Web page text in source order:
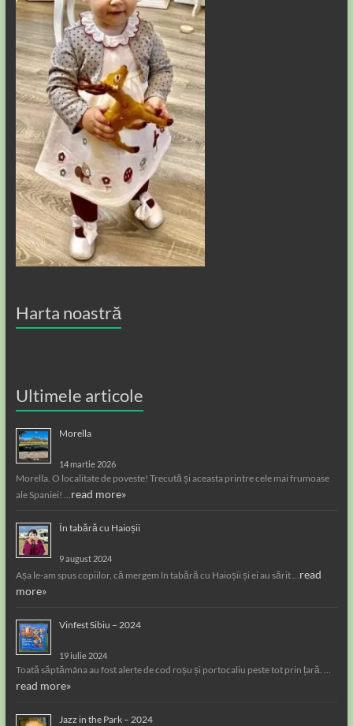
Harta noastră
Ultimele articole
Morella
14 martie 2026
Morella. O localitate de poveste! Trecută și aceasta printre cele mai frumoase
ale Spaniei! …read more»
În tabără cu Haioșii
9 august 2024
Așa le-am spus copiilor, că mergem în tabără cu Haioșii și ei au sărit …read
more»
Vinfest Sibiu – 2024
19 iulie 2024
Toată săptămâna au fost alerte de cod roșu și portocaliu peste tot prin țară. …
read more»
Jazz in the Park – 2024